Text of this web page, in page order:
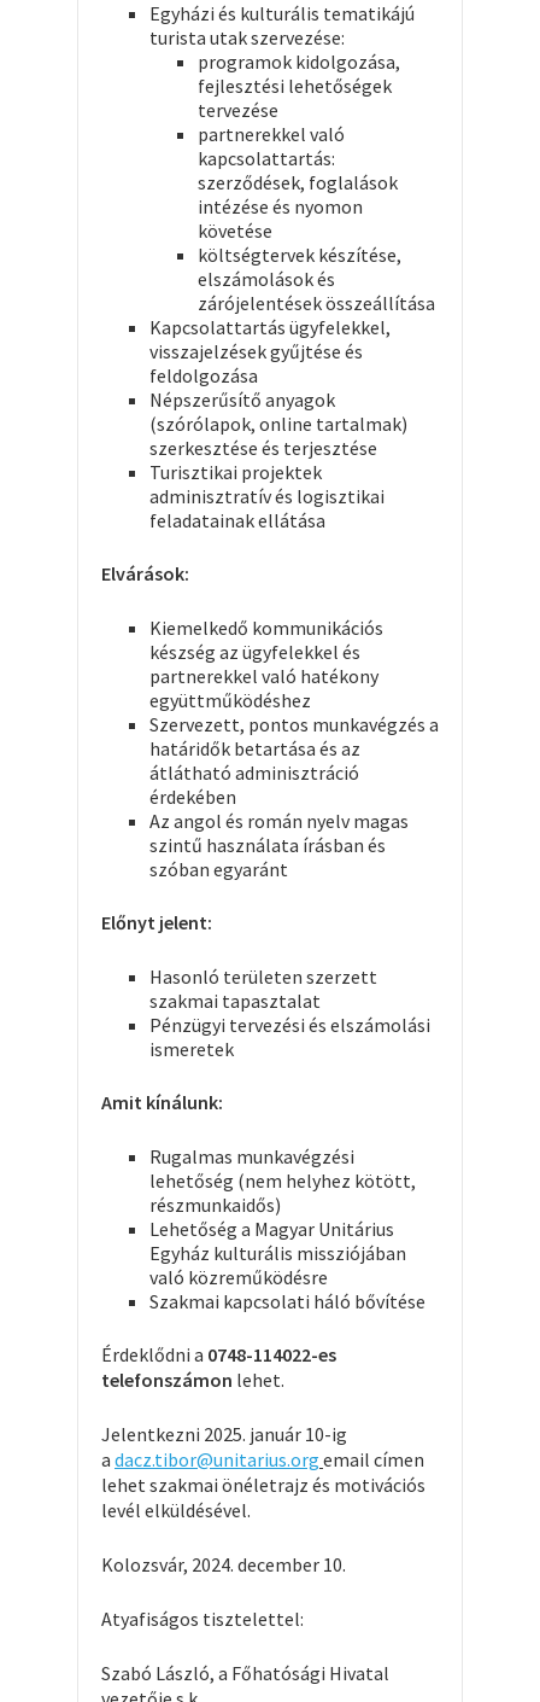
Egyházi és kulturális tematikájú
turista utak szervezése:
programok kidolgozása,
fejlesztési lehetőségek
tervezése
partnerekkel való
kapcsolattartás:
szerződések, foglalások
intézése és nyomon
követése
költségtervek készítése,
elszámolások és
zárójelentések összeállítása
Kapcsolattartás ügyfelekkel,
visszajelzések gyűjtése és
feldolgozása
Népszerűsítő anyagok
(szórólapok, online tartalmak)
szerkesztése és terjesztése
Turisztikai projektek
adminisztratív és logisztikai
feladatainak ellátása
Elvárások:
Kiemelkedő kommunikációs
készség az ügyfelekkel és
partnerekkel való hatékony
együttműködéshez
Szervezett, pontos munkavégzés a
határidők betartása és az
átlátható adminisztráció
érdekében
Az angol és román nyelv magas
szintű használata írásban és
szóban egyaránt
Előnyt jelent:
Hasonló területen szerzett
szakmai tapasztalat
Pénzügyi tervezési és elszámolási
ismeretek
Amit kínálunk:
Rugalmas munkavégzési
lehetőség (nem helyhez kötött,
részmunkaidős)
Lehetőség a Magyar Unitárius
Egyház kulturális missziójában
való közreműködésre
Szakmai kapcsolati háló bővítése
Érdeklődni a 0748-114022-es
telefonszámon lehet.
Jelentkezni 2025. január 10-ig
a dacz.tibor@unitarius.org email címen
lehet szakmai önéletrajz és motivációs
levél elküldésével.
Kolozsvár, 2024. december 10.
Atyafiságos tisztelettel:
Szabó László, a Főhatósági Hivatal